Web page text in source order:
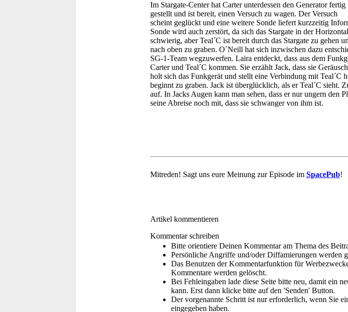
Im Stargate-Center hat Carter unterdessen den Generator fertig
gestellt und ist bereit, einen Versuch zu wagen. Der Versuch
scheint geglückt und eine weitere Sonde liefert kurzzeitig
Sonde wird auch zerstört, da sich das Stargate in der
schwierig, aber Teal´C ist bereit durch das Stargate zu gehen
nach oben zu graben. O´Neill hat sich inzwischen dazu
SG-1-Team wegzuwerfen. Laira entdeckt, dass aus dem
Carter und Teal´C kommen. Sie erzählt Jack, dass sie
holt sich das Funkgerät und stellt eine Verbindung mit Teal´C
beginnt zu graben. Jack ist überglücklich, als er Teal´C sieht.
auf. In Jacks Augen kann man sehen, dass er nur ungern den
seine Abreise noch mit, dass sie schwanger von ihm ist.
Mitreden! Sagt uns eure Meinung zur Episode im SpacePub!
Artikel kommentieren
Kommentar schreiben
Bitte orientiere Deinen Kommentar am Thema des
Persönliche Angriffe und/oder Diffamierungen werden
Das Benutzen der Kommentarfunktion für
Kommentare werden gelöscht.
Bei Fehleingaben lade diese Seite bitte neu, damit ein
kann. Erst dann klicke bitte auf den 'Senden' Button.
Der vorgenannte Schritt ist nur erforderlich, wenn Sie
eingegeben haben.